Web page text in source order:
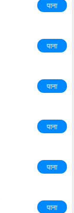
पाना
पाना
पाना
पाना
पाना
पाना